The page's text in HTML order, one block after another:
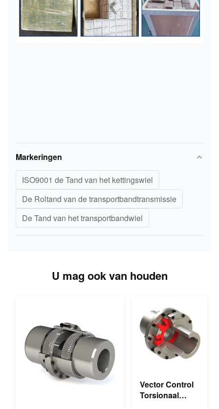
Markeringen
ISO9001 de Tand van het kettingswiel
De Roltand van de transportbandtransmissie
De Tand van het transportbandwiel
U mag ook van houden
Vector Control
Torsionaal